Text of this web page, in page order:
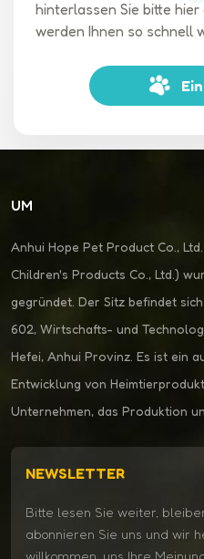
Wenn Ihr Hund ängstlich oder
Ausflug aus.Hundefreundliche
(Petco, PetSmart, lokale
Pro Shops, REI).Läden für
GedankenWährend ein
das Ladenpersonal. Training,
beim
hundefreundliche Geschäfte,
sind Hunde bei Tractor Supply
Depot erlaubt, sind Hunde bei
Kommentaren! 🐾
hinterlassen Sie bitte
werden Ihnen so schnell
UM
Anhui Hope Pet Product Co.,
Children's Products Co., Ltd.)
gegründet. Der Sitz befindet
602, Wirtschafts- und
Hefei, Anhui Provinz. Es ist ein
Entwicklung von
Unternehmen, das Produktion
NEWSLETTER
Bitte lesen Sie weiter,
abonnieren Sie uns und wir
willkommen, uns Ihre